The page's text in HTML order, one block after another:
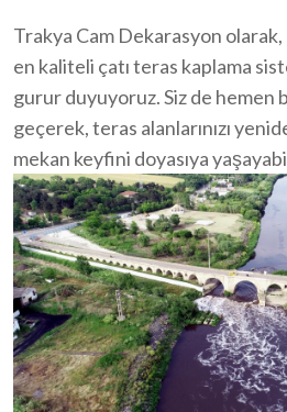
Trakya Cam Dekarasyon
en kaliteli çatı teras kaplama
gurur duyuyoruz. Siz de hemen
geçerek, teras alanlarınızı
mekan keyfini doyasıya